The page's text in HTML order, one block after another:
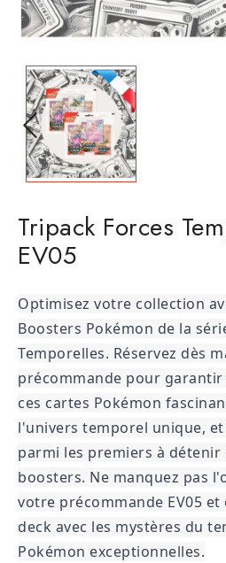
Tripack Forces
EV05
Optimisez votre collection
Boosters Pokémon de la
Temporelles. Réservez dès
précommande pour garantir
ces cartes Pokémon
l'univers temporel unique,
parmi les premiers à détenir
boosters. Ne manquez pas
votre précommande EV05
deck avec les mystères du
Pokémon exceptionnelles.